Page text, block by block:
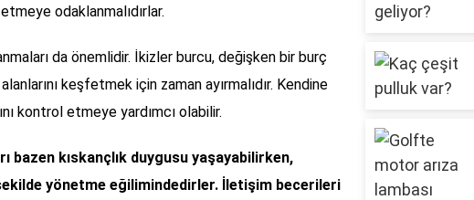
odaklanmalıdırlar.
da önemlidir. İkizler burcu, değişken bir burç
keşfetmek için zaman ayırmalıdır. Kendine
kontrol etmeye yardımcı olabilir.
bazen kıskançlık duygusu yaşayabilirken,
yönetme eğilimindedirler. İletişim becerileri